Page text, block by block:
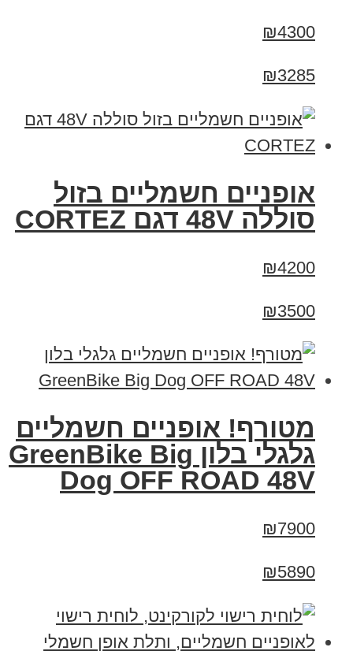
₪4300
₪3285
אופניים חשמליים בזול
סוללה 48V דגם CORTEZ
₪4200
₪3500
מטורף! אופניים חשמליים
גלגלי בלון GreenBike Big
Dog OFF ROAD 48V
₪7900
₪5890